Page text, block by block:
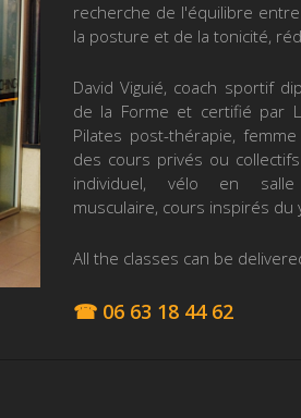
recherche de l'équilibre
la posture et de la tonicité,
David Viguié, coach sportif
de la Forme et certifié par
Pilates post-thérapie,
des cours privés ou
individuel, vélo en salle
musculaire, cours inspirés du
All the classes can be
☎ 06 63 18 44 62